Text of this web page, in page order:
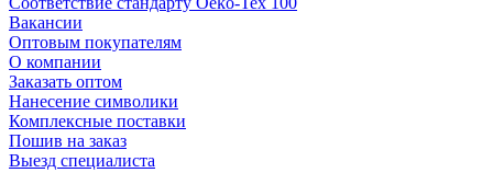
Вакансии
Оптовым покупателям
О компании
Заказать оптом
Нанесение символики
Комплексные поставки
Пошив на заказ
Выезд специалиста